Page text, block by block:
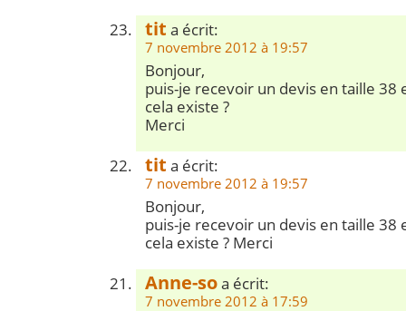
tit a écrit:
7 novembre 2012 à 19:57
Bonjour,
puis-je recevoir un devis en taille 38
cela existe ?
Merci
tit a écrit:
7 novembre 2012 à 19:57
Bonjour,
puis-je recevoir un devis en taille 38
cela existe ? Merci
Anne-soa écrit:
7 novembre 2012 à 17:59